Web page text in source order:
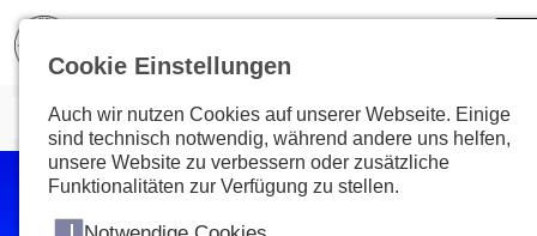
Cookie Einstellungen
Auch wir nutzen Cookies auf unserer Webseite. Einige
sind technisch notwendig, während andere uns helfen,
unsere Website zu verbessern oder zusätzliche
Funktionalitäten zur Verfügung zu stellen.